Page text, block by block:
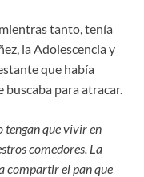
tanto, tenía
la Adolescencia y
que había
para atracar.
tengan que vivir en
comedores. La
compartir el pan que